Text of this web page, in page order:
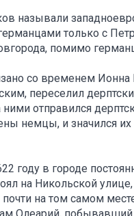
называли
только с
помимо
со временем Ионна
переселил
отправился
немцы, и значился
году в городе
на Никольской
на том самом